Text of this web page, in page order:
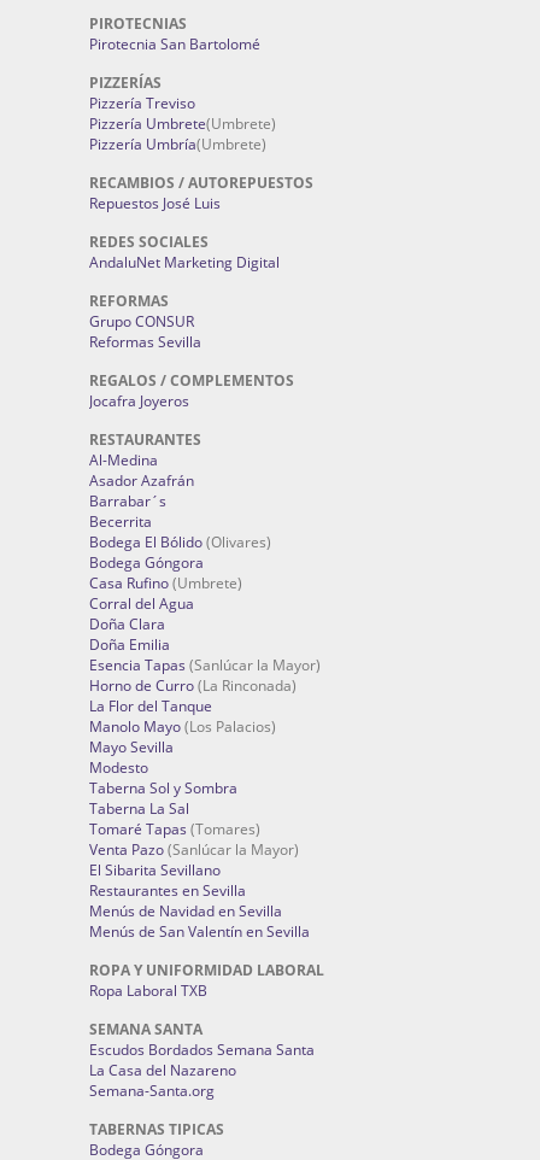
PIROTECNIAS
Pirotecnia San Bartolomé
PIZZERÍAS
Pizzería Treviso
Pizzería Umbrete(Umbrete)
Pizzería Umbría(Umbrete)
RECAMBIOS / AUTOREPUESTOS
Repuestos José Luis
REDES SOCIALES
AndaluNet Marketing Digital
REFORMAS
Grupo CONSUR
Reformas Sevilla
REGALOS / COMPLEMENTOS
Jocafra Joyeros
RESTAURANTES
Al-Medina
Asador Azafrán
Barrabar´s
Becerrita
Bodega El Bólido(Olivares)
Bodega Góngora
Casa Rufino(Umbrete)
Corral del Agua
Doña Clara
Doña Emilia
Esencia Tapas (Sanlúcar la Mayor)
Horno de Curro(La Rinconada)
La Flor del Tanque
Manolo Mayo(Los Palacios)
Mayo Sevilla
Modesto
Taberna Sol y Sombra
Taberna La Sal
Tomaré Tapas (Tomares)
Venta Pazo(Sanlúcar la Mayor)
El Sibarita Sevillano
Restaurantes en Sevilla
Menús de Navidad en Sevilla
Menús de San Valentín en Sevilla
ROPA Y UNIFORMIDAD LABORAL
Ropa Laboral TXB
SEMANA SANTA
Escudos Bordados Semana Santa
La Casa del Nazareno
Semana-Santa.org
TABERNAS TIPICAS
Bodega Góngora